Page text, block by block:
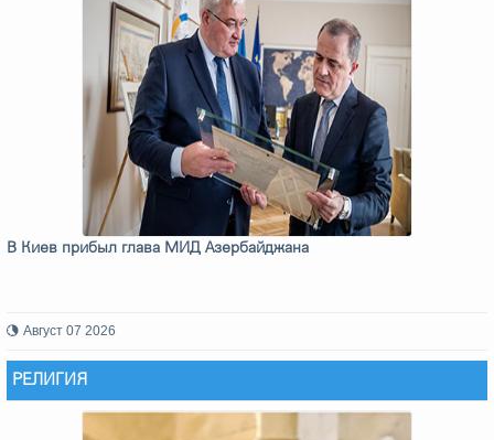
В Киев прибыл глава МИД Азербайджана
Август 07 2026
РЕЛИГИЯ